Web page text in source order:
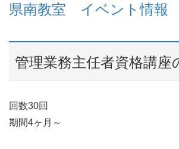
県南教室 イベント情報
管理業務主任者資格講座
回数30回
期間4ヶ月～